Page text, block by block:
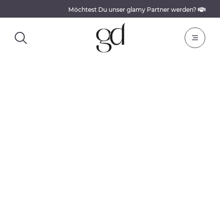
Möchtest Du unser glamy Partner werden?